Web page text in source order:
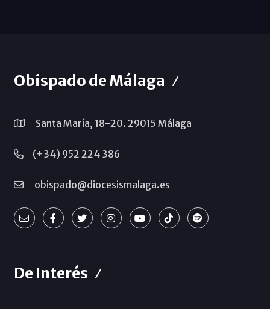
Obispado de Málaga
Santa María, 18-20. 29015 Málaga
(+34) 952 224 386
obispado@diocesismalaga.es
De Interés